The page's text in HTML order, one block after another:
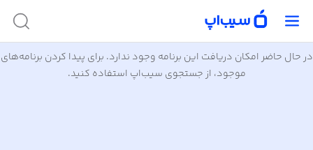
در حال حاضر امکان دریافت این برنامه وجود ندارد. برای پیدا کردن برنامه‌های
موجود، از جستجوی سیب‌اپ استفاده کنید.